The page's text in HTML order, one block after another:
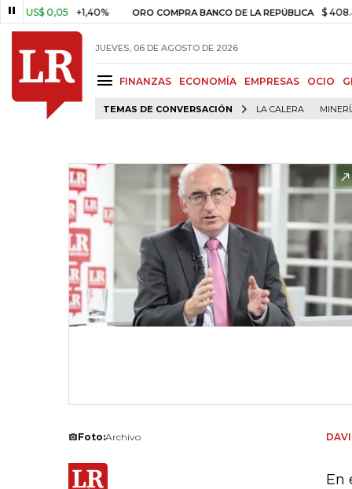
0,05 +1,40% ORO COMPRA BANCO DE LA REPÚBLICA $ 408.498,97
JUEVES, 06 DE AGOSTO DE 2026
FINANZAS ECONOMÍA EMPRESAS OCIO
TEMAS DE CONVERSACIÓN LA CALERA
Foto:Archivo
En